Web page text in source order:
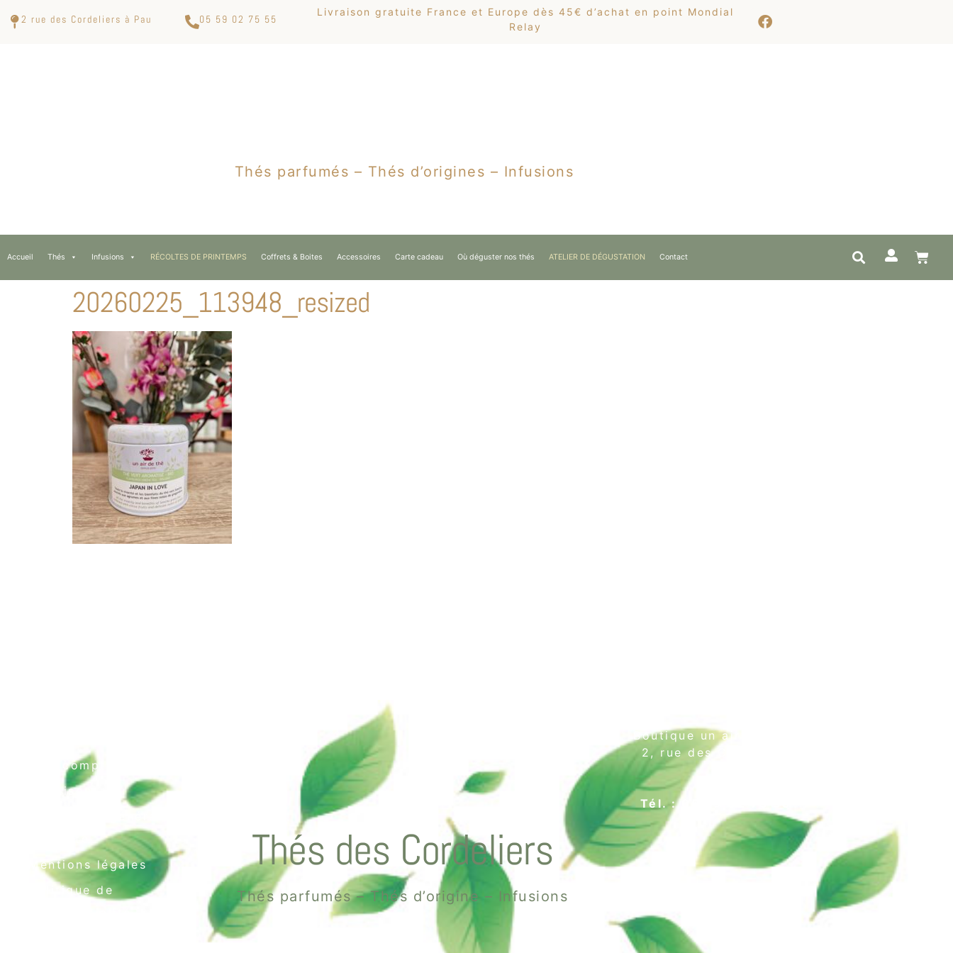
2 rue des Cordeliers à Pau 05 59 02 75 55
Livraison gratuite France et Europe dès 45€ d’achat en point Mondial
Relay
Thés parfumés – Thés d’origines – Infusions
Accueil Thés Infusions RÉCOLTES DE PRINTEMPS Coffrets & Boites Accessoires Carte cadeau Où déguster nos thés ATELIER DE DÉGUSTATION Contact
20260225_113948_resized
Mon compte
Livraison
Mentions légales
Politique de
Thés des Cordeliers
Thés parfumés – Thés d’origine – Infusions
Boutique un air de thé
2, rue des Cordeliers
Tél. : 05 59 02 75 55